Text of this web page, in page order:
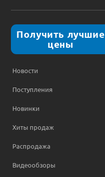
Получить лучшие
цены
Новости
Поступления
Новинки
Хиты продаж
Распродажа
Видеообзоры